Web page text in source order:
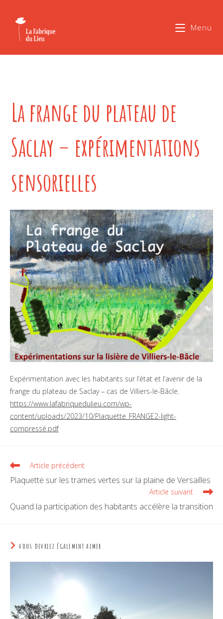
Menu
La frange du plateau de
Saclay – expérimentations
sensorielles
Expérimentation avec les habitants sur l’état et l’avenir de la
frange du plateau de Saclay – cas de Villiers-le-Bâcle.
https://www.lafabriquedulieu.com/wp-
content/uploads/2023/10/Plaquette_FRANGE2-light-
compressé.pdf
Article précédent
Plaquette sur les trames vertes sur la plaine de Versailles
Article suivant
Quand la participation des habitants accélère la transition
VOUS DEVRIEZ ÉGALEMENT AIMER